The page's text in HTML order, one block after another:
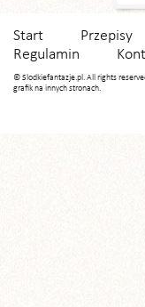
Start Przepisy
Regulamin
© Slodkiefantazje.pl. All rights
grafik na innych stronach.